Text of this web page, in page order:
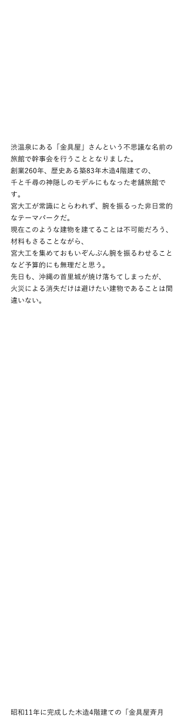
渋温泉にある「金具屋」さんという不思議な名前の
旅館で幹事会を行うこととなりました。
創業260年、歴史ある築83年木造4階建ての、
千と千尋の神隠しのモデルにもなった老舗旅館で
す。
宮大工が常識にとらわれず、腕を振るった非日常的
なテーマパークだ。
現在このような建物を建てることは不可能だろう、
材料もさることながら、
宮大工を集めておもいぞんぶん腕を振るわせること
など予算的にも無理だと思う。
先日も、沖縄の首里城が焼け落ちてしまったが、
火災による消失だけは避けたい建物であることは間
違いない。
昭和11年に完成した木造4階建ての「金具屋斉月